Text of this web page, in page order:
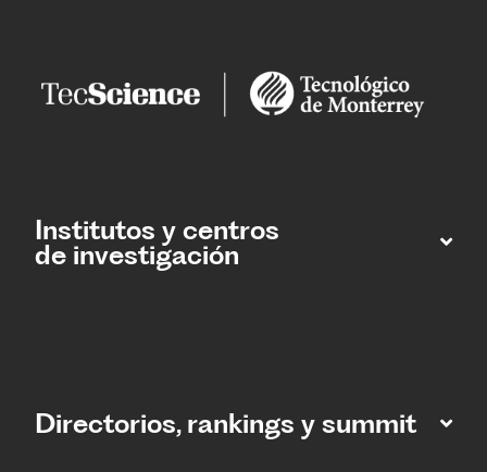
Institutos y centros
de investigación
Directorios, rankings y summit